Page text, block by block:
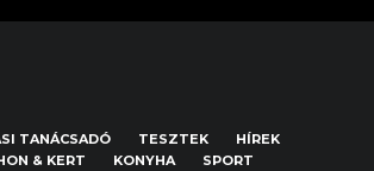
TANÁCSADÓ TESZTEK
HÍREK
& KERT
KONYHA SPORT